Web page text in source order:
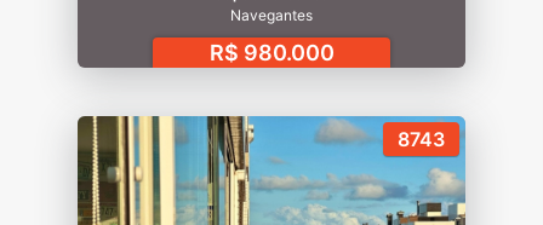
Navegantes
R$ 980.000
8743